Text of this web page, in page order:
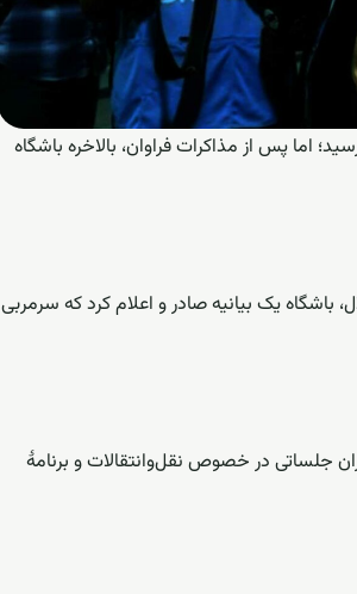
اما پس از مذاکرات فراوان، بالاخره باشگاه
باشگاه یک بیانیه صادر و اعلام کرد که سرمربی
جلساتی در خصوص نقل‌وانتقالات و برنامۀ